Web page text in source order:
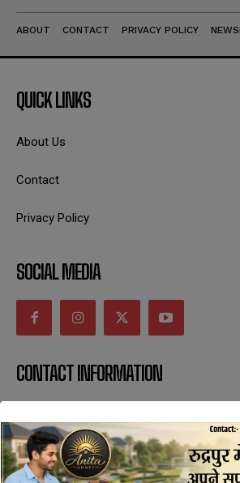
ABOUT CONTACT PRIVACY POLICY
QUICK LINKS
About Us
Contact
Privacy Policy
SOCIAL MEDIA
CONTACT INFORMATION
SUBSCRIBE